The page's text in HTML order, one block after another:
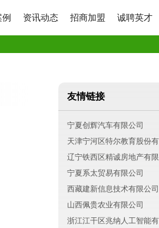
例 资讯动态 招商加盟 诚聘英才
友情链接
宁夏创辉汽车有限公司
天津宁河区特尔教育股份
辽宁铁西区精诚房地产有
宁夏系太贸易有限公司
西藏建新信息技术有限公司
山西佩贵农业有限公司
浙江江干区兆纳人工智能